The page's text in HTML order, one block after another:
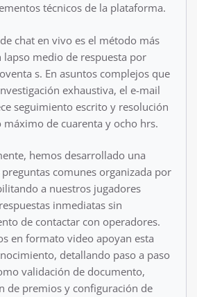
técnicos de la plataforma.
chat en vivo es el método más
lapso medio de respuesta por
s. En asuntos complejos que
exhaustiva, el e-mail
seguimiento escrito y resolución
máximo de cuarenta y ocho hrs.
hemos desarrollado una
preguntas comunes organizada por
a nuestros jugadores
inmediatas sin
de contactar con operadores.
en formato video apoyan esta
detallando paso a paso
validación de documento,
de premios y configuración de